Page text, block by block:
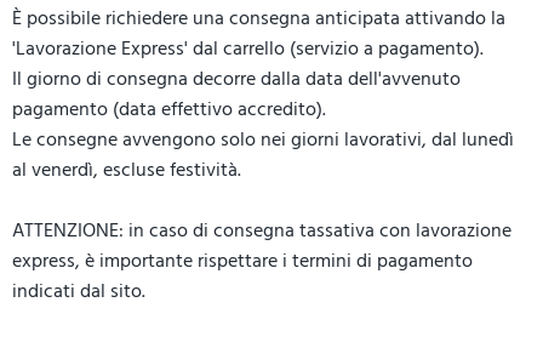
È possibile richiedere una consegna anticipata attivando la
'Lavorazione Express' dal carrello (servizio a pagamento).
Il giorno di consegna decorre dalla data dell'avvenuto
pagamento (data effettivo accredito).
Le consegne avvengono solo nei giorni lavorativi, dal lunedì
al venerdì, escluse festività.
ATTENZIONE: in caso di consegna tassativa con lavorazione
express, è importante rispettare i termini di pagamento
indicati dal sito.